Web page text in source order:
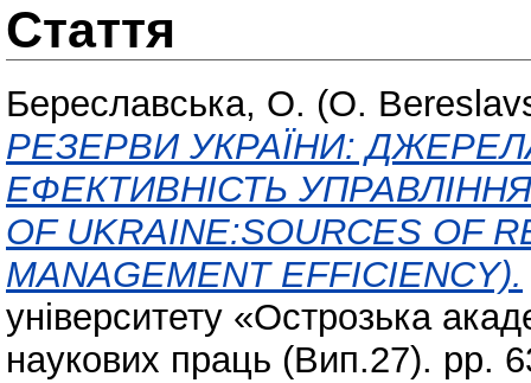
Стаття
Береславська, O. (O.
РЕЗЕРВИ УКРАЇНИ:
ЕФЕКТИВНІСТЬ УПРАВЛІННЯ
OF UKRAINE:SOURCES OF
MANAGEMENT EFFICIENCY).
університету «Острозька
наукових праць (Вип.27). pp.